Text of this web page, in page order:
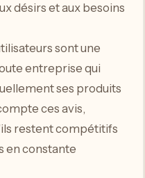
désirs et aux besoins
sont une
entreprise qui
ses produits
ces avis,
restent compétitifs
en constante